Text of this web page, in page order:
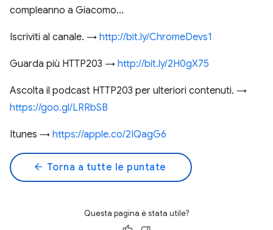
compleanno a Giacomo...
Iscriviti al canale. → http://bit.ly/ChromeDevs1
Guarda più HTTP203 → http://bit.ly/2H0gX75
Ascolta il podcast HTTP203 per ulteriori contenuti. →
https://goo.gl/LRRbSB
Itunes → https://apple.co/2IQagG6
arrow_back Torna a tutte le puntate
Questa pagina è stata utile?